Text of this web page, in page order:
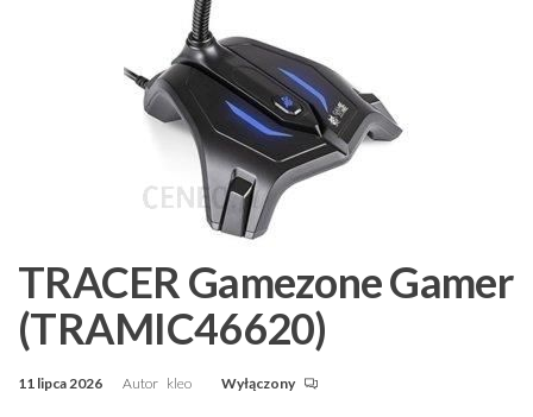
TRACER Gamezone Gamer
(TRAMIC46620)
11 lipca 2026 Autor kleo Wyłączony